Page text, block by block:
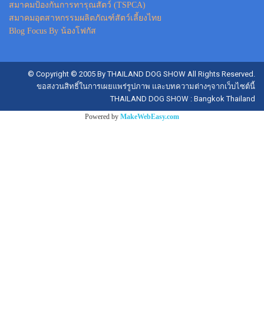
สมาคมป้องกันการทารุณสัตว์ (TSPCA)
สมาคมอุตสาหกรรมผลิตภัณฑ์สัตว์เลี้ยงไทย
Blog Focus By น้องโฟกัส
© Copyright © 2005 By THAILAND DOG SHOW All Rights Reserved.
ขอสงวนสิทธิ์ในการเผยแพร่รูปภาพ และบทความต่างๆจากเว็บไซต์นี้
THAILAND DOG SHOW : Bangkok Thailand
Powered by MakeWebEasy.com